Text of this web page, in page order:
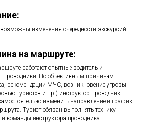
изменения очерёдности экскурсий
на маршруте:
работают опытные водитель и
- проводники. По объективным причинам
рекомендации МЧС, возникновение угрозы
туристов и пр.) инструктор-проводник
изменить направление и график
Турист обязан выполнять технику
и команды инструктора-проводника.